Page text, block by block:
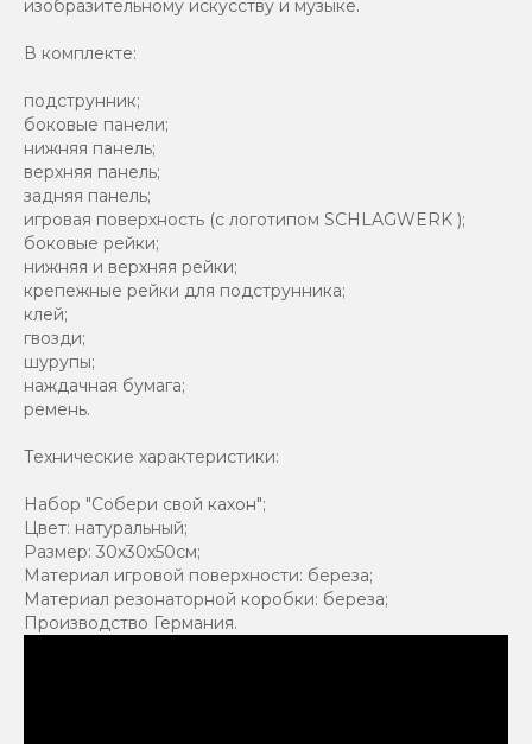
изобразительному искусству и музыке.
В комплекте:
подструнник;
боковые панели;
нижняя панель;
верхняя панель;
задняя панель;
игровая поверхность (с логотипом SCHLAGWERK );
боковые рейки;
нижняя и верхняя рейки;
крепежные рейки для подструнника;
клей;
гвозди;
шурупы;
наждачная бумага;
ремень.
Технические характеристики:
Набор "Собери свой кахон";
Цвет: натуральный;
Размер: 30х30х50см;
Материал игровой поверхности: береза;
Материал резонаторной коробки: береза;
Производство Германия.